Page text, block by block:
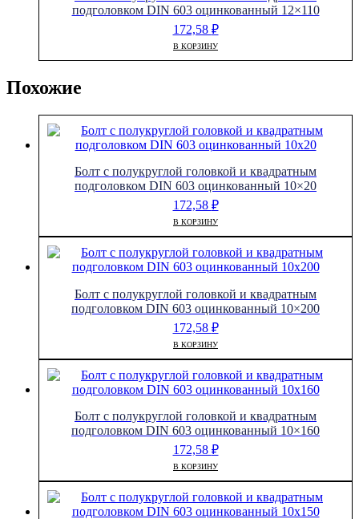
подголовком DIN 603 оцинкованный 12×110
172,58 ₽
В КОРЗИНУ
Похожие
Болт с полукруглой головкой и квадратным
подголовком DIN 603 оцинкованный 10×20
172,58 ₽
В КОРЗИНУ
Болт с полукруглой головкой и квадратным
подголовком DIN 603 оцинкованный 10×200
172,58 ₽
В КОРЗИНУ
Болт с полукруглой головкой и квадратным
подголовком DIN 603 оцинкованный 10×160
172,58 ₽
В КОРЗИНУ